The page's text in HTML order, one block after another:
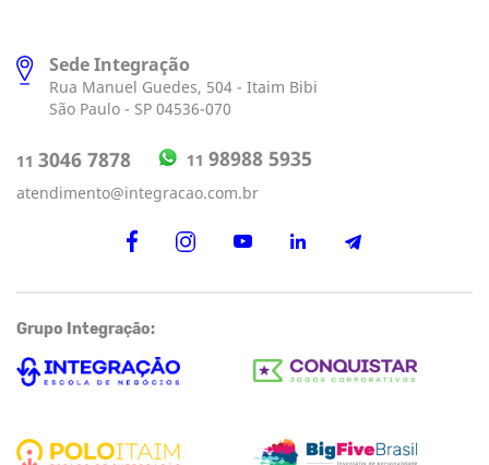
Sede Integração
Rua Manuel Guedes, 504 - Itaim Bibi
São Paulo - SP 04536-070
11 3046 7878 11 98988 5935
atendimento@integracao.com.br
Grupo Integração: